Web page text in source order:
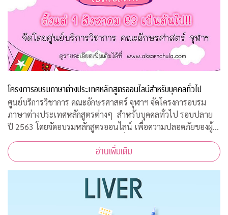
โครงการอบรมภาษาต่างประเทศหลักสูตรออนไลน์สำหรับบุคคลทั่วไป
ศูนย์บริการวิชาการ คณะอักษรศาสตร์ จุฬาฯ จัดโครงการอบรม
ภาษาต่างประเทศหลักสูตรต่างๆ สำหรับบุคคลทั่วไป รอบปลาย
ปี 2563 โดยจัดอบรมหลักสูตรออนไลน์ เพื่อความปลอดภัยของผู้
สอนและผู้เข้าร่วมการอบรมทุกคนเนื่องจากสถานการณ์โควิด-19
ทำให้ไม่สามารถจัดอบรมในห้องเรียนรูป
อ่านเพิ่มเติม